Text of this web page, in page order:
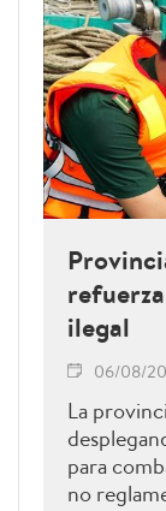
ilegal
06/08/
La
para
no